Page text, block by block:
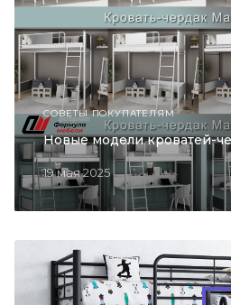
СОВЕТЫ ПОКУПАТЕЛЯМ
19 мая 2025
Новые модели кроватей-